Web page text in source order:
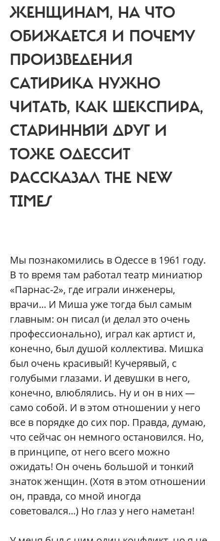
ЖЕНЩИНАМ, НА ЧТО
ОБИЖАЕТСЯ И ПОЧЕМУ
ПРОИЗВЕДЕНИЯ
САТИРИКА НУЖНО
ЧИТАТЬ, КАК ШЕКСПИРА,
СТАРИННЫЙ ДРУГ И
ТОЖЕ ОДЕССИТ
РАССКАЗАЛ THE NEW
TIMES
Мы познакомились в Одессе в 1961 году.
В то время там работал театр миниатюр
«Парнас-2», где играли инженеры,
врачи... И Миша уже тогда был самым
главным: он писал (и делал это очень
профессионально), играл как артист и,
конечно, был душой коллектива. Мишка
был очень красивый! Кучерявый, с
голубыми глазами. И девушки в него,
конечно, влюблялись. Ну и он в них —
само собой. И в этом отношении у него
все в порядке до сих пор. Правда, думаю,
что сейчас он немного остановился. Но,
в принципе, от него всего можно
ожидать! Он очень большой и тонкий
знаток женщин. (Хотя в этом отношении
он, правда, со мной иногда
советовался...) Но глаз у него наметан!